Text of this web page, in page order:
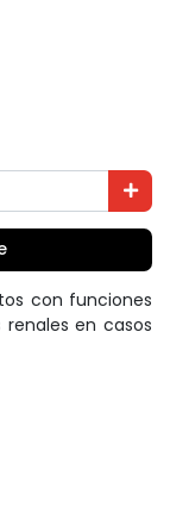
con funciones
renales en casos